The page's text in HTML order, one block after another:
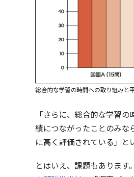
総合的な学習の時間への取り組みと
「さらに、総合的な学習の
績につながったことのみな
に高く評価されている」と
とはいえ、課題もあります。